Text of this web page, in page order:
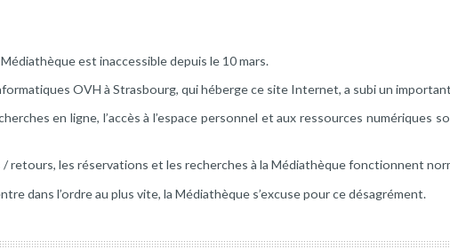
est inaccessible depuis le 10 mars.
OVH à Strasbourg, qui héberge ce site Internet, a subi un
en ligne, l’accès à l’espace personnel et aux ressources numériques
retours, les réservations et les recherches à la Médiathèque fonctionnent
dans l’ordre au plus vite, la Médiathèque s’excuse pour ce désagrément.